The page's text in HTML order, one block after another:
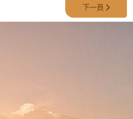
King Romulus 的消失 下一篇文章: 第
下一頁